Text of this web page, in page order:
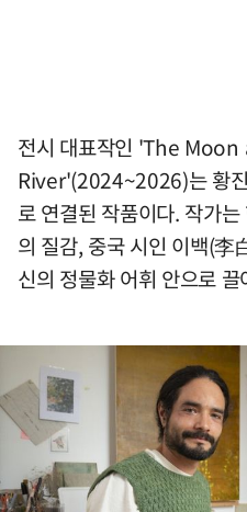
전시 대표작인 'The
River'(2024~2026)는 황
로 연결된 작품이다. 작가
의 질감, 중국 시인 이백(李
신의 정물화 어휘 안으로 끌